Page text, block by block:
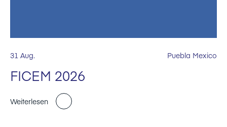
31 Aug. Puebla Mexico
FICEM 2026
Weiterlesen